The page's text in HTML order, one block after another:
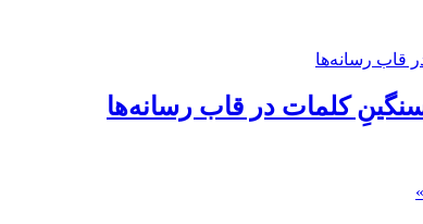
کلمات در قاب رسانه‌ها